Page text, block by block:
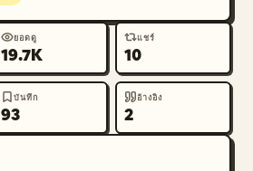
ยอดดู
19.7K
แชร์
10
บันทึก
93
อ้างอิง
2